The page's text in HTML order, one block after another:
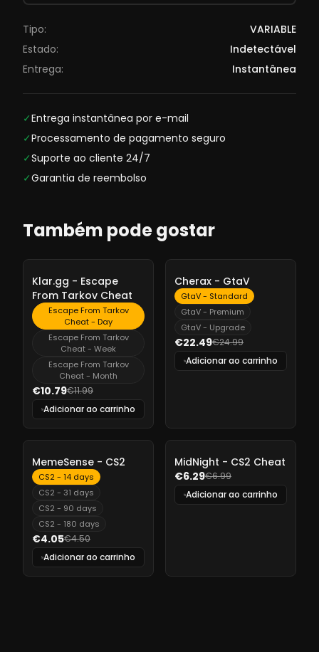
Tipo:
VARIABLE
Estado:
Indetectável
Entrega:
Instantânea
✓Entrega instantânea por e-mail
✓Processamento de pagamento seguro
✓Suporte ao cliente 24/7
✓Garantia de reembolso
Também pode gostar
-
Klar.gg - Escape
From Tarkov Cheat
Escape From Tarkov
Cheat - Day
Escape From Tarkov
Cheat - Week
Escape From Tarkov
Cheat - Month
€10.79€11.99
Adicionar ao carrinho
-
Cherax - GtaV
GtaV - Standard
GtaV - Premium
GtaV - Upgrade
€22.49€24.99
Adicionar ao carrinho
MemeSense - CS2
CS2 - 14 days
CS2 - 31 days
CS2 - 90 days
CS2 - 180 days
€4.05€4.50
Adicionar ao carrinho
- 10%
MidNight - CS2 Cheat
€6.29€6.99
Adicionar ao carrinho